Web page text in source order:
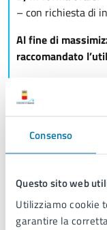
Consenso
Questo sito web
Utilizziamo cookie
garantire la
– con richiesta di
Al fine di
raccomandato
Accedi alla
di Napoli
Misure di
Terzo